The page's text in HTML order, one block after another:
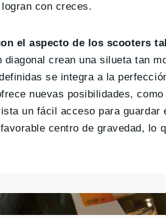
con creces.
el aspecto de los scooters
crean una silueta tan
se integra a la
nuevas posibilidades,
un fácil acceso para guardar
centro de gravedad, lo